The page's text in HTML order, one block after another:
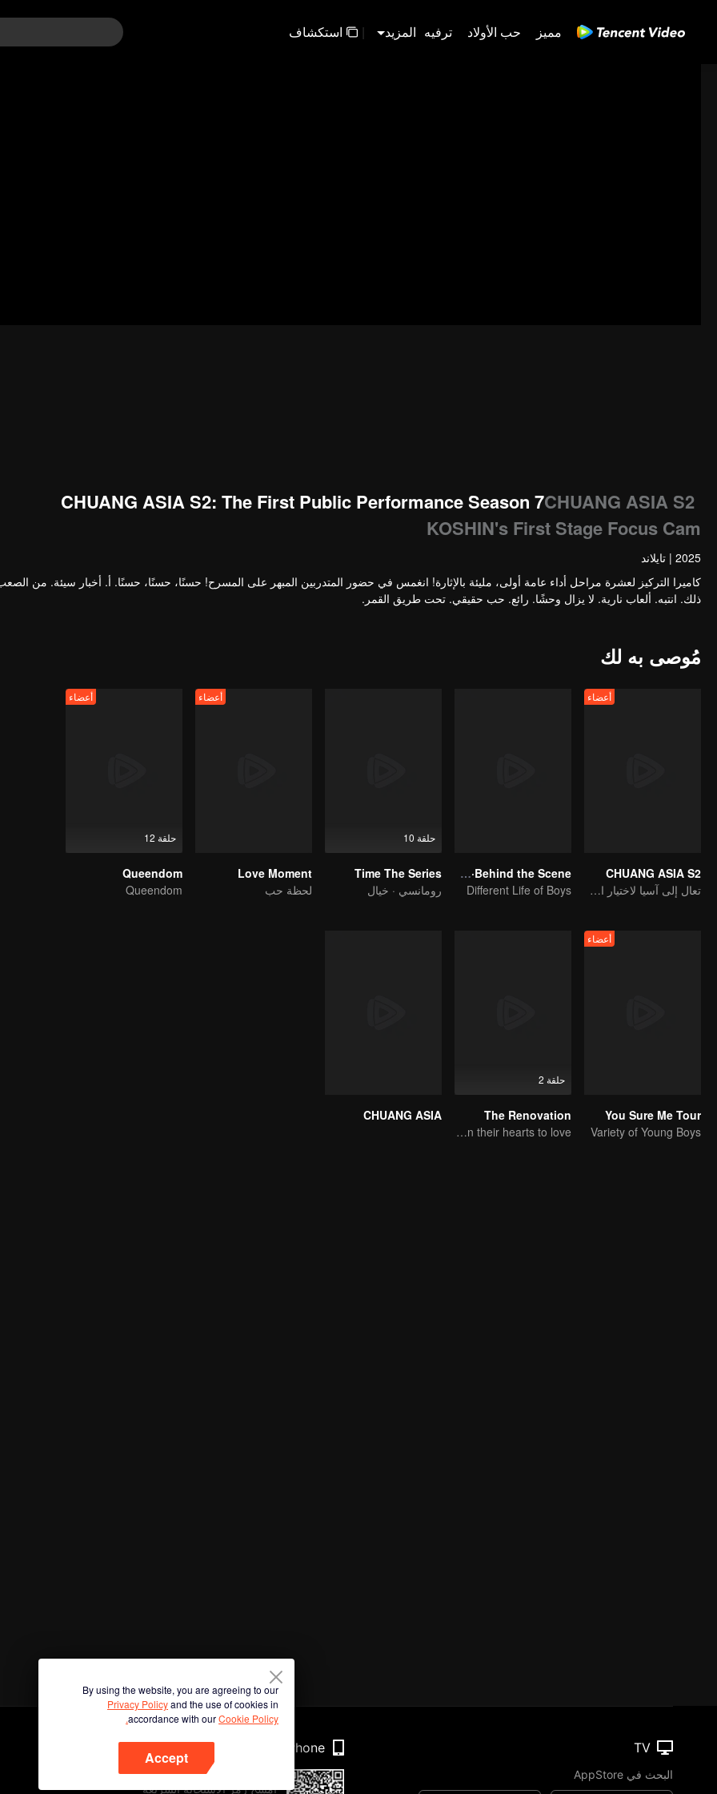
مميز حب الأولاد ترفيه المزيد | استكشاف
CHUANG ASIA S2: The First Public Performance Season 7CHUANG ASIA S2
KOSHIN's First Stage Focus Cam
2025
| تايلاند
كاميرا التركيز لعشرة مراحل أداء عامة أولى، مليئة بالإثارة! انغمس في حضور المتدربين المبهر على المسرح! حسنًا، حسنًا، حسنًا. أ. أخبار سيئة. من
ذلك. انتبه. ألعاب نارية. لا يزال وحشًا. رائع. حب حقيقي. تحت طريق القمر.
مُوصى به لك
أعضاء
CHUANG ASIA S2
تعال إلى آسيا لاختيار الآيدل الخاص بك
Boys Lost in Thailand·Behind the Scene
Different Life of Boys
حلقة 10
Time The Series
رومانسي · خيال
أعضاء
Love Moment
لحظة حب
حلقة 12
أعضاء
Queendom
Queendom
أعضاء
You Sure Me Tour
Variety of Young Boys
حلقة 2
The Renovation
From clashes to healing, they open their hearts to love.
CHUANG ASIA
By using the website, you are agreeing to our
Privacy Policyand the use of cookies in
accordance with ourCookie Policy.
Accept
TV
البحث في AppStore
Phone
امسح رمز الاستجابة السريعة